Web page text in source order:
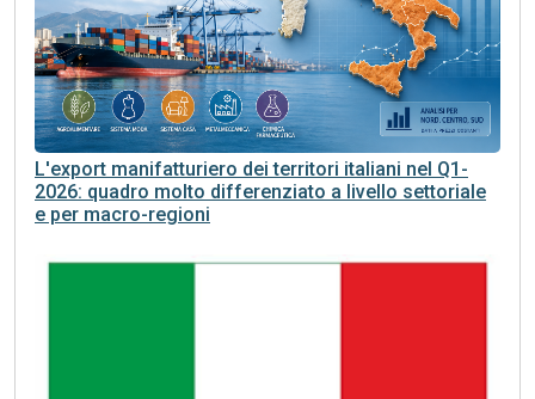
L'export manifatturiero dei territori italiani nel Q1-
2026: quadro molto differenziato a livello settoriale
e per macro-regioni